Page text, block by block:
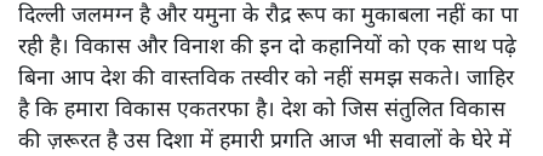
दिल्ली जलमग्न है और यमुना के रौद्र रूप का मुकाबला नहीं का पा
रही है। विकास और विनाश की इन दो कहानियों को एक साथ पढ़े
बिना आप देश की वास्तविक तस्वीर को नहीं समझ सकते। जाहिर
है कि हमारा विकास एकतरफा है। देश को जिस संतुलित विकास
की ज़रूरत है उस दिशा में हमारी प्रगति आज भी सवालों के घेरे में